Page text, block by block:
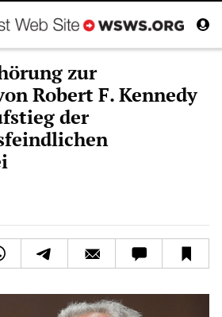
zur
Robert F. Kennedy
der